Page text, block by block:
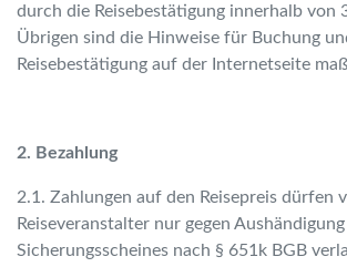
durch die Reisebestätigung innerhalb von
Übrigen sind die Hinweise für Buchung
Reisebestätigung auf der Internetseite
2. Bezahlung
2.1. Zahlungen auf den Reisepreis dürfen
Reiseveranstalter nur gegen
Sicherungsscheines nach § 651k BGB